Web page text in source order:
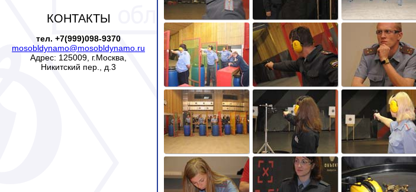
КОНТАКТЫ
тел. +7(999)098-9370
mosobldynamo@mosobldynamo.ru
Адрес: 125009, г.Москва,
Никитский пер., д.3